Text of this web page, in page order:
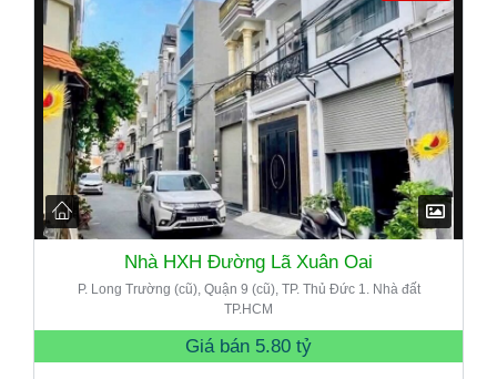
Nhà HXH Đường Lã Xuân Oai
P. Long Trường (cũ), Quận 9 (cũ), TP. Thủ Đức 1. Nhà đất
TP.HCM
Giá bán 5.80 tỷ